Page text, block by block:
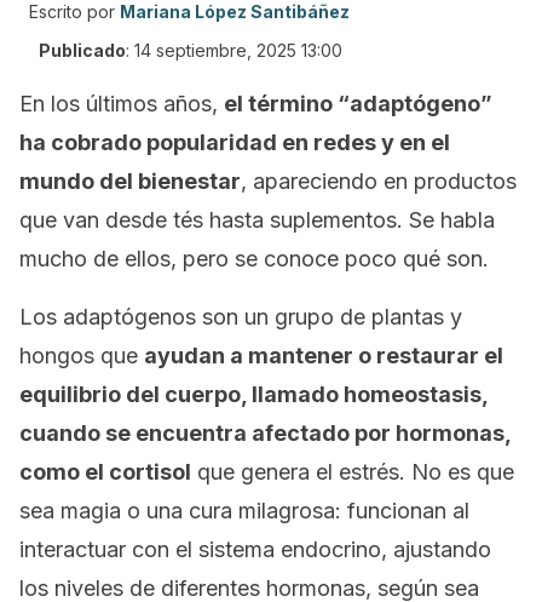
Escrito por Mariana López Santibáñez
Publicado: 14 septiembre, 2025 13:00
En los últimos años, el término “adaptógeno”
ha cobrado popularidad en redes y en el
mundo del bienestar, apareciendo en productos
que van desde tés hasta suplementos. Se habla
mucho de ellos, pero se conoce poco qué son.
Los adaptógenos son un grupo de plantas y
hongos que ayudan a mantener o restaurar el
equilibrio del cuerpo, llamado homeostasis,
cuando se encuentra afectado por hormonas,
como el cortisol que genera el estrés. No es que
sea magia o una cura milagrosa: funcionan al
interactuar con el sistema endocrino, ajustando
los niveles de diferentes hormonas, según sea